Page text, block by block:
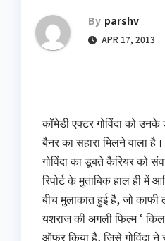
By parshv
APR 17, 2013
कॉमेडी एक्टर गोविंदा को
बैनर का सहारा मिलने वाला है।
गोविंदा का डूबते कैरियर को
रिपोर्ट के मुताबिक हाल ही में
बीच मुलाकात हुई है, जो
यशराज की अगली फिल्म ‘
ऑफर किया है, जिसे गोविंदा ने